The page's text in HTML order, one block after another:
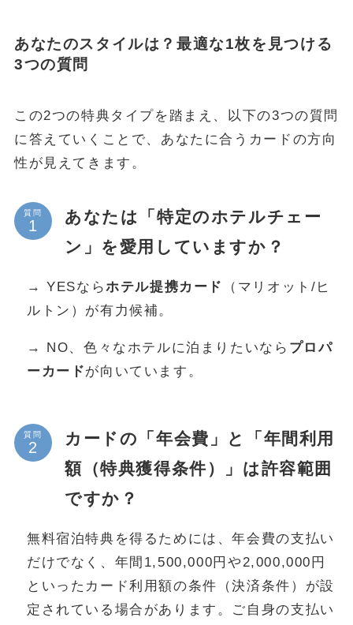
あなたのスタイルは？最適な1枚を見つける
3つの質問
この2つの特典タイプを踏まえ、以下の3つの質問
に答えていくことで、あなたに合うカードの方向
性が見えてきます。
質問
あなたは「特定のホテルチェー
ン」を愛用していますか？
→ YESならホテル提携カード
（マリオット/ヒ
ルトン）が有力候補。
→ NO、色々なホテルに泊まりたいなら プロパ
ーカードが向いています。
質問
カードの「年会費」と「年間利用
額（特典獲得条件）」は許容範囲
ですか？
無料宿泊特典を得るためには、年会費の支払い
だけでなく、年間1,500,000円や2,000,000円
といったカード利用額の条件（決済条件）が設
定されている場合があります。ご自身の支払い